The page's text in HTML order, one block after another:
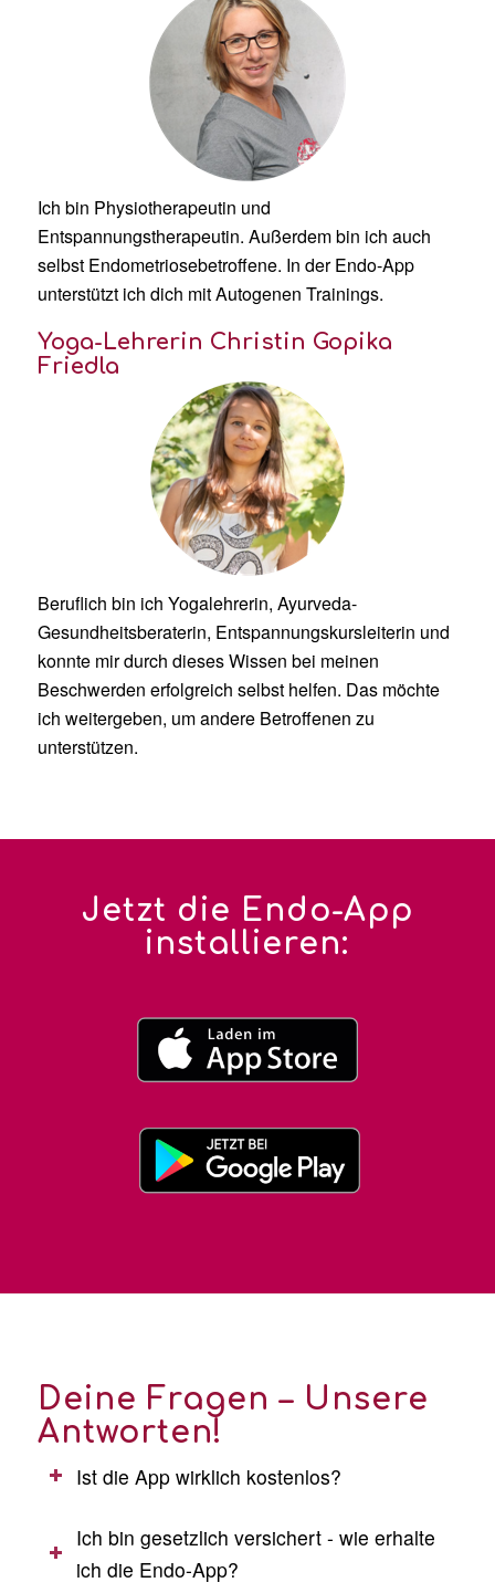
Ich bin Physiotherapeutin und
Entspannungstherapeutin. Außerdem bin ich auch
selbst Endometriosebetroffene. In der Endo-App
unterstützt ich dich mit Autogenen Trainings.
Yoga-Lehrerin Christin Gopika
Friedla
Beruflich bin ich Yogalehrerin, Ayurveda-
Gesundheitsberaterin, Entspannungskursleiterin und
konnte mir durch dieses Wissen bei meinen
Beschwerden erfolgreich selbst helfen. Das möchte
ich weitergeben, um andere Betroffenen zu
unterstützen.
Jetzt die Endo-App
installieren:
Deine Fragen – Unsere
Antworten!
Ist die App wirklich kostenlos?
Ich bin gesetzlich versichert - wie erhalte
ich die Endo-App?